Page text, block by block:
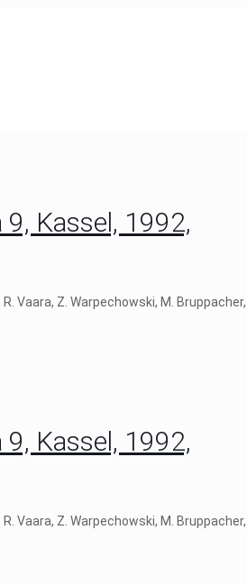
Kassel, 1992,
Vaara, Z. Warpechowski, M. Bruppacher,
Kassel, 1992,
Vaara, Z. Warpechowski, M. Bruppacher,